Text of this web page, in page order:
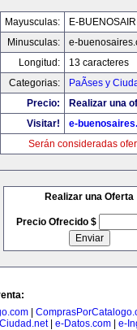
Mayusculas:
E-
Minusculas:
e-
Longitud:
13 caracteres
Categorias:
PaÃ­ses y
Precio:
Realizar una
Visitar!
e-
Serán consideradas
Realizar una Oferta
Precio Ofrecido $
|
Ciudad.net| e-Datos.com| e-